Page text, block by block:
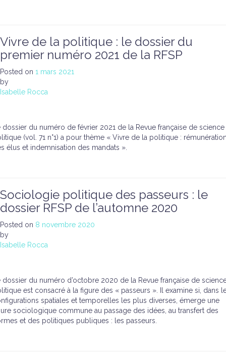
Vivre de la politique : le dossier du
premier numéro 2021 de la RFSP
Posted on 1 mars 2021
by
Isabelle Rocca
dossier du numéro de février 2021 de la Revue française de science
(vol. 71 n°1) a pour thème « Vivre de la politique :
élus et indemnisation des mandats ».
Sociologie politique des passeurs : le
dossier RFSP de l’automne 2020
Posted on 8 novembre 2020
by
Isabelle Rocca
dossier du numéro d’octobre 2020 de la Revue française de
est consacré à la figure des « passeurs ». Il examine si, dans
spatiales et temporelles les plus diverses, émerge une
sociologique commune au passage des idées, au transfert des
et des politiques publiques : les passeurs.